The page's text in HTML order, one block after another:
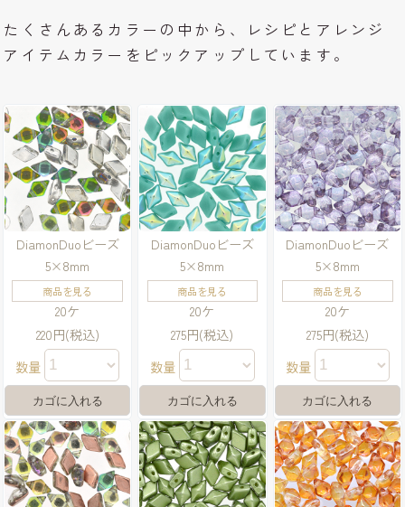
たくさんあるカラーの中から、レシピとアレンジ
アイテムカラーをピックアップしています。
DiamonDuoビーズ
5×8mm
商品を見る
20ケ
220円(税込)
数量
DiamonDuoビーズ
5×8mm
商品を見る
20ケ
275円(税込)
数量
DiamonDuoビーズ
5×8mm
商品を見る
20ケ
275円(税込)
数量